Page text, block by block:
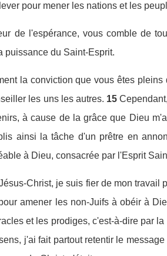
pour mener les nations et les
de l'espérance, vous comble de
puissance du Saint-Esprit.
la conviction que vous êtes
les uns les autres. 15
à cause de la grâce que Dieu
ainsi la tâche d'un prêtre en
à Dieu, consacrée par l'Esprit
Christ, je suis fier de mon travail
amener les non-Juifs à obéir à
et les prodiges, c'est-à-dire par
j'ai fait partout retentir le